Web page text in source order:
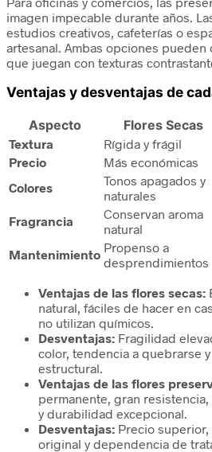
imagen impecable durante años.
estudios creativos, cafeterías o
artesanal. Ambas opciones
que juegan con texturas
Ventajas y desventajas de
Aspecto Flores Secas
Textura Rígida y frágil
Precio
Más económicas
Colores
Tonos apagados y
naturales
Fragrancia
Conservan aroma
natural
Mantenimiento Propenso a
desprendimientos
Ventajas de las flores secas:
natural, fáciles de hacer en
no utilizan químicos.
Desventajas: Fragilidad
color, tendencia a quebrarse
estructural.
Ventajas de las flores
permanente, gran
y durabilidad excepcional.
Desventajas: Precio
original y dependencia de